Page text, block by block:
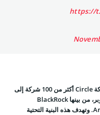
https://
استقطبت شبكة Arc Network التابعة لشركة Circle أكثر من 100 شركة إلى
شبكة الاختبار العامة التي أُطلقت في 28 أكتوبر، من بينها BlackRock
وGoldman Sachs وAmazon Web Services. وتهدف هذه البنية التحتية